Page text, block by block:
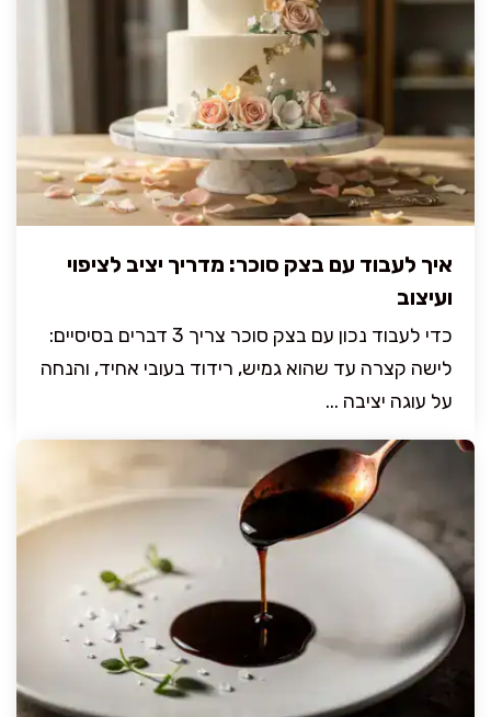
איך לעבוד עם בצק סוכר: מדריך יציב לציפוי
ועיצוב
כדי לעבוד נכון עם בצק סוכר צריך 3 דברים בסיסיים:
לישה קצרה עד שהוא גמיש, רידוד בעובי אחיד, והנחה
על עוגה יציבה ...